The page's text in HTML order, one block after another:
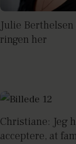
Julie
ringen her
Christiane: Jeg
acceptere, at